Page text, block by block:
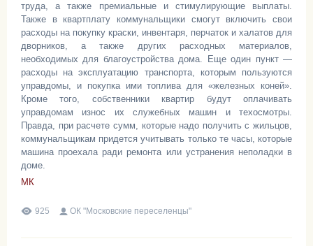
труда, а также премиальные и стимулирующие выплаты.
Также в квартплату коммунальщики смогут включить свои
расходы на покупку краски, инвентаря, перчаток и халатов для
дворников, а также других расходных материалов,
необходимых для благоустройства дома. Еще один пункт —
расходы на эксплуатацию транспорта, которым пользуются
управдомы, и покупка ими топлива для «железных коней».
Кроме того, собственники квартир будут оплачивать
управдомам износ их служебных машин и техосмотры.
Правда, при расчете сумм, которые надо получить с жильцов,
коммунальщикам придется учитывать только те часы, которые
машина проехала ради ремонта или устранения неполадки в
доме.
МК
925 ОК "Московские переселенцы"